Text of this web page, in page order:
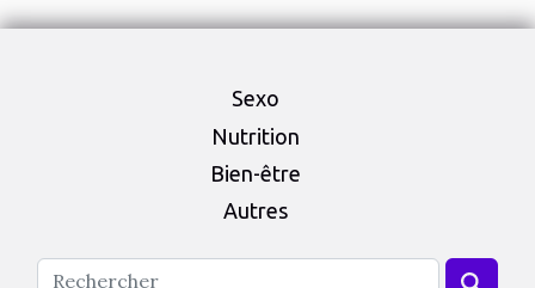
Sexo
Nutrition
Bien-être
Autres